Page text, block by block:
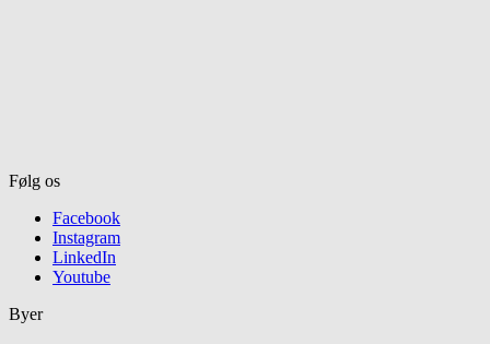
Følg os
Facebook
Instagram
LinkedIn
Youtube
Byer